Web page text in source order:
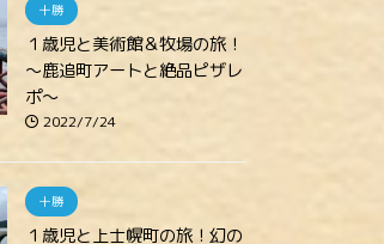
十勝
１歳児と美術館＆牧場の旅！
～鹿追町アートと絶品ピザレ
ポ～
2022/7/24
十勝
１歳児と上士幌町の旅！幻の